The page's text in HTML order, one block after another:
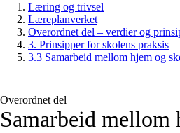
Læring og trivsel
Læreplanverket
Overordnet del – verdier og
3. Prinsipper for skolens praksis
3.3 Samarbeid mellom hjem og
Overordnet del
Samarbeid mellom